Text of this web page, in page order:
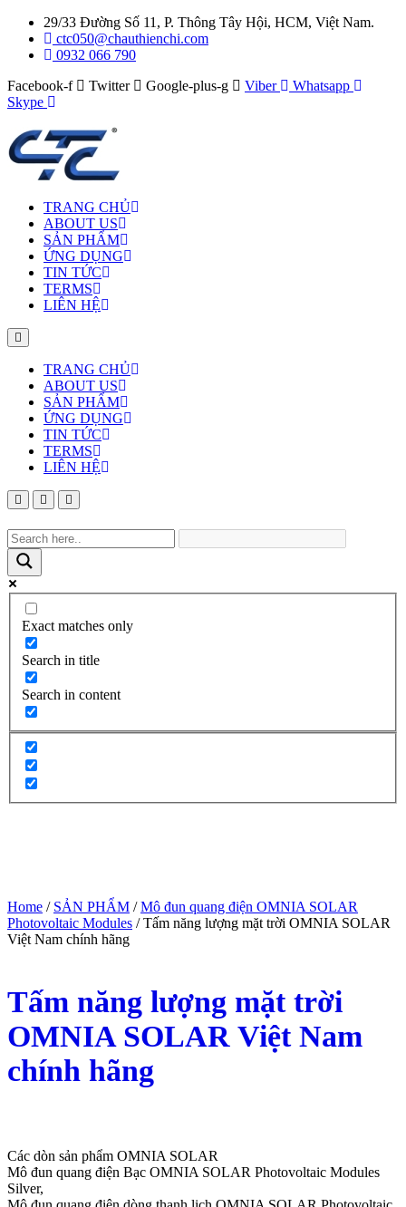
29/33 Đường Số 11, P. Thông Tây Hội, HCM, Việt Nam.
ctc050@chauthienchi.com
0932 066 790
Facebook-f
Twitter Google-plus-g Viber
Whatsapp
Skype
TRANG CHỦ
ABOUT US
SẢN PHẨM
ỨNG DỤNG
TIN TỨC
TERMS
LIÊN HỆ
TRANG CHỦ
ABOUT US
SẢN PHẨM
ỨNG DỤNG
TIN TỨC
TERMS
LIÊN HỆ
Exact matches only
Search in title
Search in content
Home / SẢN PHẨM /Mô đun quang điện OMNIA SOLAR
Photovoltaic Modules / Tấm năng lượng mặt trời OMNIA SOLAR
Việt Nam chính hãng
Tấm năng lượng mặt trời
OMNIA SOLAR Việt Nam
chính hãng
Các dòn sản phẩm OMNIA SOLAR
Mô đun quang điện Bạc OMNIA SOLAR Photovoltaic Modules
Silver,